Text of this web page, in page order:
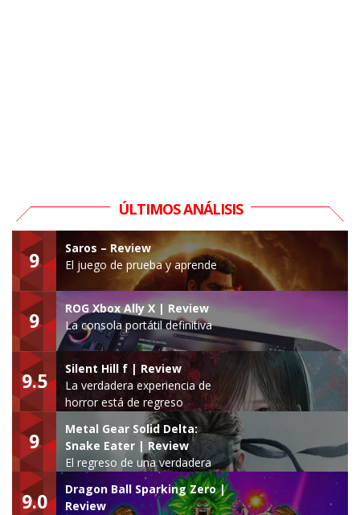
ÚLTIMOS ANÁLISIS
9
Saros – Review
El juego de prueba y aprende
9
ROG Xbox Ally X | Review
La consola portátil definitiva
9.5
Silent Hill f | Review
La verdadera experiencia de
horror está de regreso
9
Metal Gear Solid Delta:
Snake Eater | Review
El regreso de una verdadera
leyenda
9.0
Dragon Ball Sparking Zero |
Review